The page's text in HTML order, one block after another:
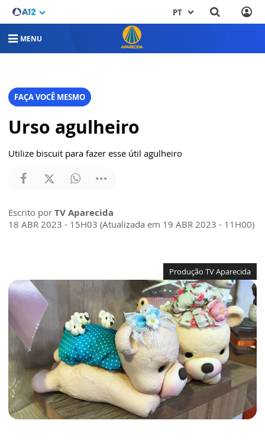
PT
MENU
FAÇA VOCÊ MESMO
Urso agulheiro
Utilize biscuit para fazer esse útil agulheiro
Escrito por TV Aparecida
18 ABR 2023 - 15H03 (Atualizada em 19 ABR 2023 - 11H00)
Produção TV Aparecida